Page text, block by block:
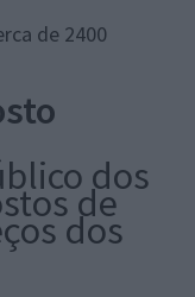
de 2400
dos
de
dos